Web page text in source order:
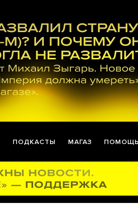
ПОДКАСТЫ МАГАЗ